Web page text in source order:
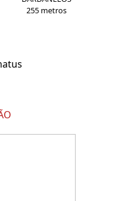
255 metros